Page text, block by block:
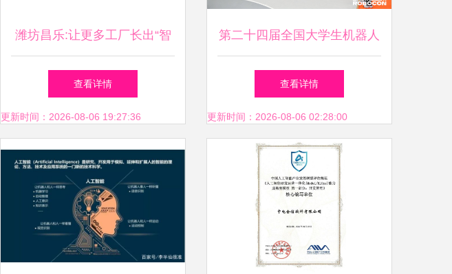
潍坊昌乐:让更多工厂长出“智
能神经”
查看详情
更新时间：2026-08-06 19:27:36
第二十四届全国大学生机器人
大赛ROBOCON深圳赛区落幕
查看详情
更新时间：2026-08-06 02:28:00